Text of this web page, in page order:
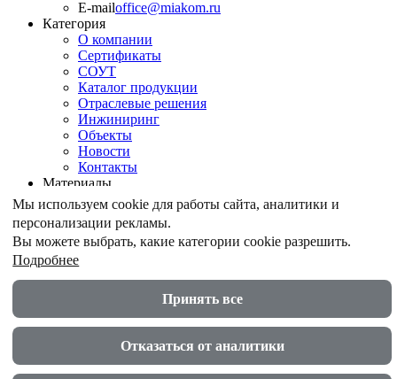
E-mailoffice@miakom.ru
Категория
О компании
Сертификаты
СОУТ
Каталог продукции
Отраслевые решения
Инжиниринг
Объекты
Новости
Контакты
Материалы
Армирование грунтов
Армирование асфальтобетона
Геомембрана
Шпунт ПВХ
Дренажные геокомпозиты
Противоэрозионные маты
Акустические экраны
© ООО "МИАКОМ СПБ" 2026
Политика в области защиты и обработки персональных
Реквизиты
Мы используем cookie для работы сайта, аналитики и
персонализации рекламы.
Вы можете выбрать, какие категории cookie разрешить.
Подробнее
Принять все
Отказаться от аналитики